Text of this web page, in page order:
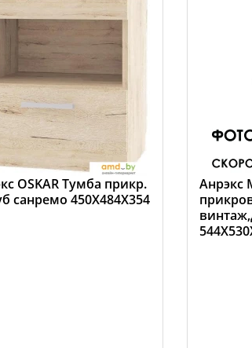
OSKAR Тумба прикр.
санремо 450X484X354
Анрэкс